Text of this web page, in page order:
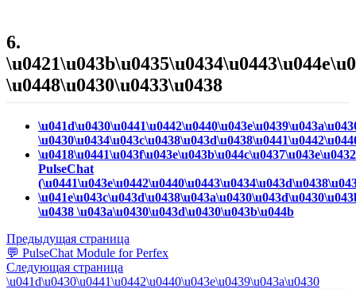
6.
\u0448\u0430\u0433\u0438
PulseChat
\u0438 \u043a\u0430\u043d\u0430\u043b\u044b
Предыдущая страница
💬 PulseChat Module for Perfex
Следующая страница
\u041d\u0430\u0441\u0442\u0440\u043e\u0439\u043a\u0430